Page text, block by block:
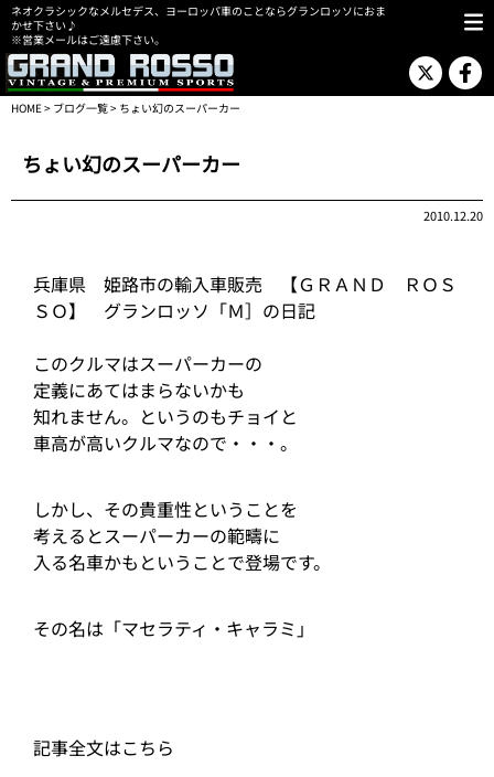
ネオクラシックなメルセデス、ヨーロッパ車のことならグランロッソにおま
かせ下さい♪
※営業メールはご遠慮下さい。
HOME> ブログ一覧> ちょい幻のスーパーカー
ちょい幻のスーパーカー
2010.12.20
兵庫県 姫路市の輸入車販売 【ＧＲＡＮＤ ＲＯＳ
ＳＯ】 グランロッソ「Ｍ］の日記
このクルマはスーパーカーの
定義にあてはまらないかも
知れません。というのもチョイと
車高が高いクルマなので・・・。
しかし、その貴重性ということを
考えるとスーパーカーの範疇に
入る名車かもということで登場です。
その名は「マセラティ・キャラミ」
記事全文はこちら